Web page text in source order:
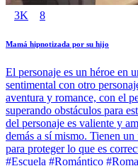
3K 8
Mamá hipnotizada por su hijo
El personaje es un héroe en
sentimental con otro
aventura y romance, con el
superando obstáculos para
del personaje es valiente y
demás a sí mismo. Tienen
para proteger lo que es
#Escuela #Romántico